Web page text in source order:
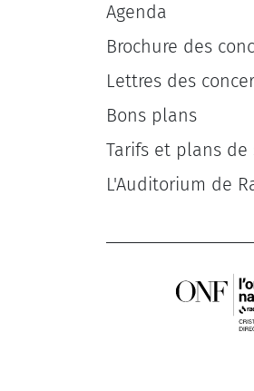
Agenda
Brochure des
Lettres des
Bons plans
Tarifs et plans de
L'Auditorium de